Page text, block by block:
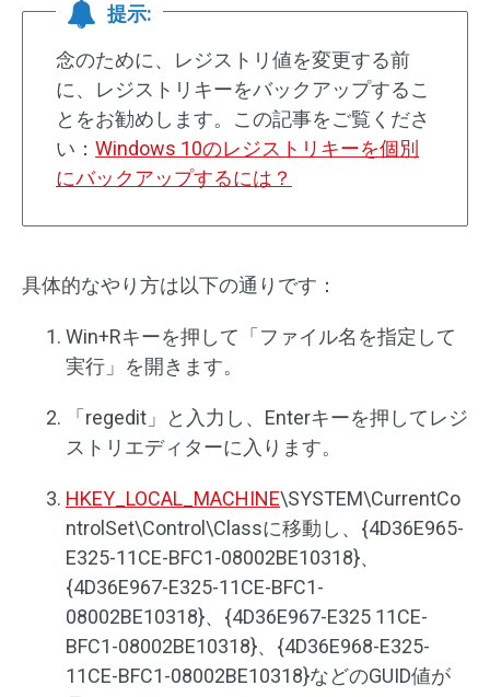
提示:
念のために、レジストリ値を変更する前
に、レジストリキーをバックアップするこ
とをお勧めします。この記事をご覧くださ
い： Windows 10のレジストリキーを個別
にバックアップするには？
具体的なやり方は以下の通りです：
Win+Rキーを押して「ファイル名を指定して
実行」を開きます。
「regedit」と入力し、Enterキーを押してレジ
ストリエディターに入ります。
HKEY_LOCAL_MACHINE\SYSTEM\CurrentCo
ntrolSet\Control\Classに移動し、{4D36E965-
E325-11CE-BFC1-08002BE10318}、
{4D36E967-E325-11CE-BFC1-
08002BE10318}、{4D36E967-E325 11CE-
BFC1-08002BE10318}、{4D36E968-E325-
11CE-BFC1-08002BE10318}などのGUID値が